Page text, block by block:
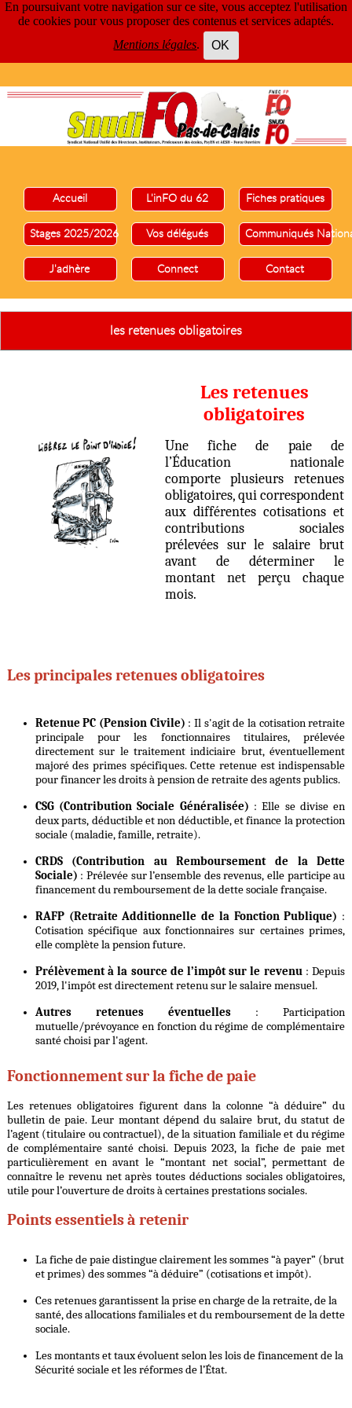
En poursuivant votre navigation sur ce site, vous acceptez l'utilisation
de cookies pour vous proposer des contenus et services adaptés.
Mentions légales. OK
Accueil L'inFO du 62 Fiches pratiques
Stages 2025/2026 Vos délégués Communiqués
J'adhère Connect Contact
les retenues obligatoires
Les retenues
obligatoires
Une fiche de paie de
l’Éducation nationale
comporte plusieurs retenues
obligatoires, qui correspondent
aux différentes cotisations et
contributions sociales
prélevées sur le salaire brut
avant de déterminer le
montant net perçu chaque
mois.
​​Les principales retenues obligatoires
Retenue PC (Pension Civile) : Il s'agit de la cotisation retraite
principale pour les fonctionnaires titulaires, prélevée
directement sur le traitement indiciaire brut, éventuellement
majoré des primes spécifiques. Cette retenue est indispensable
pour financer les droits à pension de retraite des agents publics.
CSG (Contribution Sociale Généralisée) : Elle se divise en
deux parts, déductible et non déductible, et finance la protection
sociale (maladie, famille, retraite).
CRDS (Contribution au Remboursement de la Dette
Sociale) : Prélevée sur l’ensemble des revenus, elle participe au
financement du remboursement de la dette sociale française.
RAFP (Retraite Additionnelle de la Fonction Publique) :
Cotisation spécifique aux fonctionnaires sur certaines primes,
elle complète la pension future.
Prélèvement à la source de l’impôt sur le revenu: Depuis
2019, l'impôt est directement retenu sur le salaire mensuel.
Autres retenues éventuelles : Participation
mutuelle/prévoyance en fonction du régime de complémentaire
santé choisi par l'agent.
Fonctionnement sur la fiche de paie
Les retenues obligatoires figurent dans la colonne “à déduire” du
bulletin de paie. Leur montant dépend du salaire brut, du statut de
l’agent (titulaire ou contractuel), de la situation familiale et du régime
de complémentaire santé choisi. Depuis 2023, la fiche de paie met
particulièrement en avant le “montant net social”, permettant de
connaître le revenu net après toutes déductions sociales obligatoires,
utile pour l’ouverture de droits à certaines prestations sociales.
Points essentiels à retenir
La fiche de paie distingue clairement les sommes “à payer” (brut
et primes) des sommes “à déduire” (cotisations et impôt).
Ces retenues garantissent la prise en charge de la retraite, de la
santé, des allocations familiales et du remboursement de la dette
sociale.
Les montants et taux évoluent selon les lois de financement de la
Sécurité sociale et les réformes de l’État.